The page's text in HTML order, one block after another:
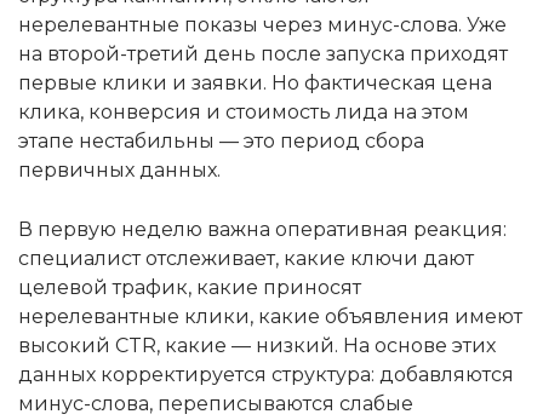
нерелевантные показы через минус-слова. Уже
на второй-третий день после запуска приходят
первые клики и заявки. Но фактическая цена
клика, конверсия и стоимость лида на этом
этапе нестабильны — это период сбора
первичных данных.
В первую неделю важна оперативная реакция:
специалист отслеживает, какие ключи дают
целевой трафик, какие приносят
нерелевантные клики, какие объявления имеют
высокий CTR, какие — низкий. На основе этих
данных корректируется структура: добавляются
минус-слова, переписываются слабые